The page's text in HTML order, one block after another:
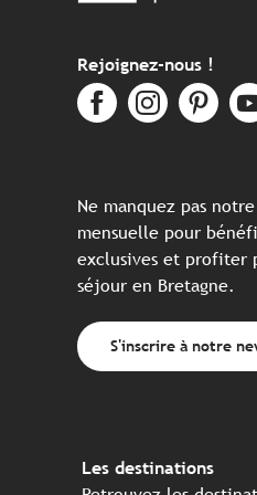
Rejoignez-nous !
Ne manquez pas
mensuelle pour
exclusives et profiter
séjour en Bretagne.
S'inscrire à notre
Les destinations